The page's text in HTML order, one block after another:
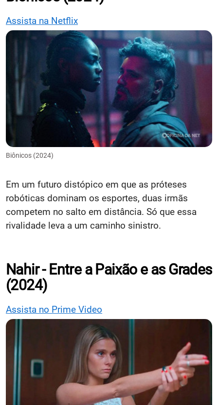
Assista na Netflix
Biônicos (2024)
Em um futuro distópico em que as próteses
robóticas dominam os esportes, duas irmãs
competem no salto em distância. Só que essa
rivalidade leva a um caminho sinistro.
Nahir - Entre a Paixão e as Grades
(2024)
Assista no Prime Video